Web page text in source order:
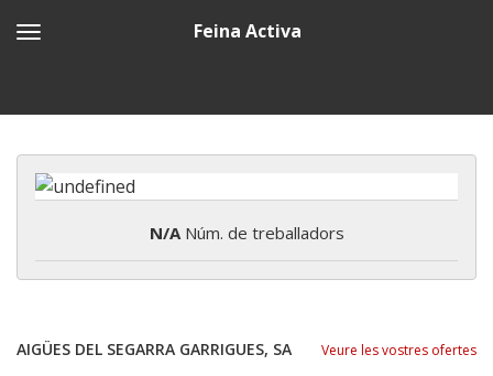
Feina Activa
N/ANúm. de treballadors
AIGÜES DEL SEGARRA GARRIGUES, SA Veure les vostres ofertes